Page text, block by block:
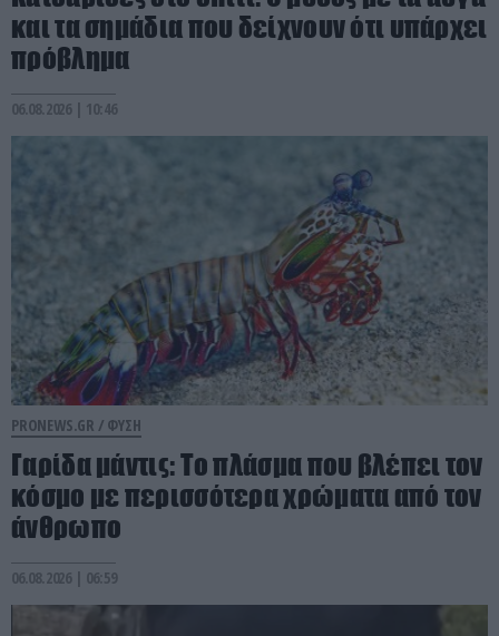
και τα σημάδια που δείχνουν ότι υπάρχει
πρόβλημα
06.08.2026 | 10:46
PRONEWS.GR / ΦΥΣΗ
Γαρίδα μάντις: Το πλάσμα που βλέπει τον
κόσμο με περισσότερα χρώματα από τον
άνθρωπο
06.08.2026 | 06:59